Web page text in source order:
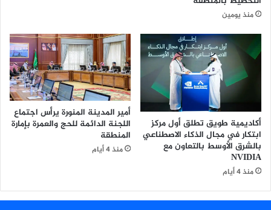
أ
د
ء
ن
س
ل
ر
ئ
ي
س
ا
ئ
ر
ي
منذ يومين
أكاديمية طويق تطلق أول مركز
ابتكار في مجال الذكاء الاصطناعي
بالشرق الأوسط بالتعاون مع
NVIDIA
منذ 4 أيام
أمير المدينة المنورة يرأس اجتماع
اللجنة الدائمة للحج والعمرة بإمارة
المنطقة
منذ 4 أيام